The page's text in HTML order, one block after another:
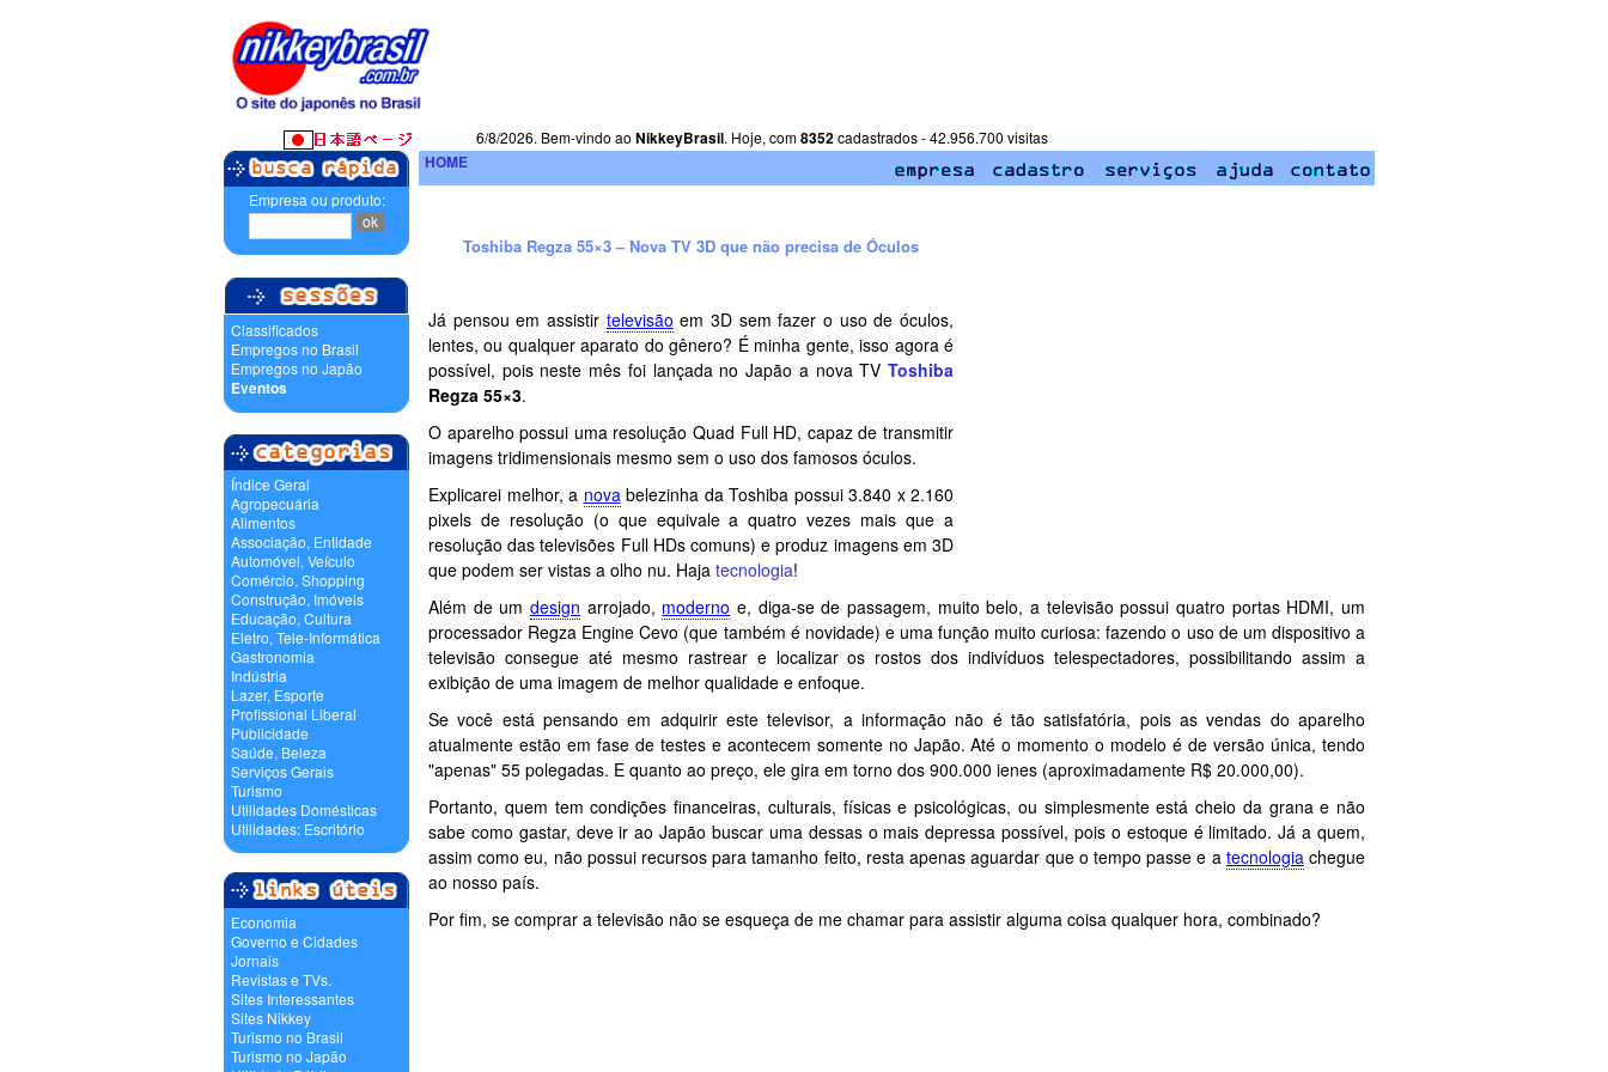
6/8/2026. Bem-vindo ao NikkeyBrasil. Hoje, com8352cadastrados - 42.956.700 visitas
Empresa ou produto:
Classificados
Empregos no Brasil
Empregos no Japão
Eventos
Índice Geral
Agropecuária
Alimentos
Associação, Entidade
Automóvel, Veículo
Comércio, Shopping
Construção, Imóveis
Educação, Cultura
Eletro, Tele-Informática
Gastronomia
Indústria
Lazer, Esporte
Profissional Liberal
Publicidade
Saúde, Beleza
Serviços Gerais
Turismo
Utilidades Domésticas
Utilidades: Escritório
Economia
Governo e Cidades
Jornais
Revistas e TVs.
Sites Interessantes
Sites Nikkey
Turismo no Brasil
Turismo no Japão
HOME
Toshiba Regza 55×3 – Nova TV 3D que não precisa de Óculos
Já pensou em assistir televisão em 3D sem fazer o uso de óculos,
lentes, ou qualquer aparato do gênero? É minha gente, isso agora é
possível, pois neste mês foi lançada no Japão a nova TV Toshiba
Regza 55×3.
O aparelho possui uma resolução Quad Full HD, capaz de transmitir
imagens tridimensionais mesmo sem o uso dos famosos óculos.
Explicarei melhor, a novabelezinha da Toshiba possui 3.840 x 2.160
pixels de resolução (o que equivale a quatro vezes mais que a
resolução das televisões Full HDs comuns) e produz imagens em 3D
que podem ser vistas a olho nu. Haja tecnologia!
Além de um design arrojado, moderno e, diga-se de passagem, muito belo, a televisão possui quatro portas HDMI, um
processador Regza Engine Cevo (que também é novidade) e uma função muito curiosa: fazendo o uso de um dispositivo a
televisão consegue até mesmo rastrear e localizar os rostos dos indivíduos telespectadores, possibilitando assim a
exibição de uma imagem de melhor qualidade e enfoque.
Se você está pensando em adquirir este televisor, a informação não é tão satisfatória, pois as vendas do aparelho
atualmente estão em fase de testes e acontecem somente no Japão. Até o momento o modelo é de versão única, tendo
"apenas" 55 polegadas. E quanto ao preço, ele gira em torno dos 900.000 ienes (aproximadamente R$ 20.000,00).
Portanto, quem tem condições financeiras, culturais, físicas e psicológicas, ou simplesmente está cheio da grana e não
sabe como gastar, deve ir ao Japão buscar uma dessas o mais depressa possível, pois o estoque é limitado. Já a quem,
assim como eu, não possui recursos para tamanho feito, resta apenas aguardar que o tempo passe e a tecnologiachegue
ao nosso país.
Por fim, se comprar a televisão não se esqueça de me chamar para assistir alguma coisa qualquer hora, combinado?